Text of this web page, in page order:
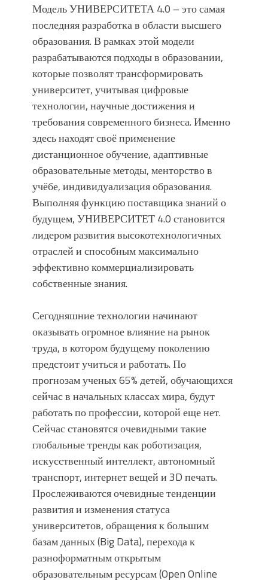
Модель УНИВЕРСИТЕТА 4.0 – это самая
последняя разработка в области высшего
образования. В рамках этой модели
разрабатываются подходы в образовании,
которые позволят трансформировать
университет, учитывая цифровые
технологии, научные достижения и
требования современного бизнеса. Именно
здесь находят своё применение
дистанционное обучение, адаптивные
образовательные методы, менторство в
учёбе, индивидуализация образования.
Выполняя функцию поставщика знаний о
будущем, УНИВЕРСИТЕТ 4.0 становится
лидером развития высокотехнологичных
отраслей и способным максимально
эффективно коммерциализировать
собственные знания.
Сегодняшние технологии начинают
оказывать огромное влияние на рынок
труда, в котором будущему поколению
предстоит учиться и работать. По
прогнозам ученых 65% детей, обучающихся
сейчас в начальных классах мира, будут
работать по профессии, которой еще нет.
Сейчас становятся очевидными такие
глобальные тренды как роботизация,
искусственный интеллект, автономный
транспорт, интернет вещей и 3D печать.
Прослеживаются очевидные тенденции
развития и изменения статуса
университетов, обращения к большим
базам данных (Big Data), перехода к
разноформатным открытым
образовательным ресурсам (Open Online